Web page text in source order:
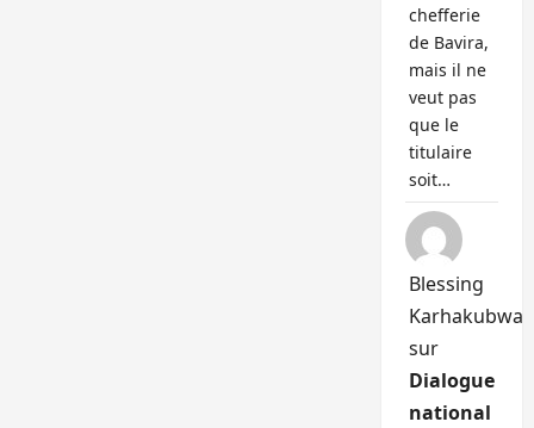
chefferie
de Bavira,
mais il ne
veut pas
que le
titulaire
soit…
Blessing
Karhakubwa
sur
Dialogue
national